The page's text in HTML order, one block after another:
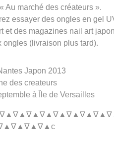
Au marché des créateurs ».
essayer des ongles en gel
et des magazines nail art
ongles (livraison plus tard).
Japon 2013
des createurs
à Île de Versailles